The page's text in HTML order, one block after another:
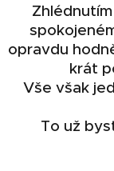
opravdu
krát
Vše však
To už